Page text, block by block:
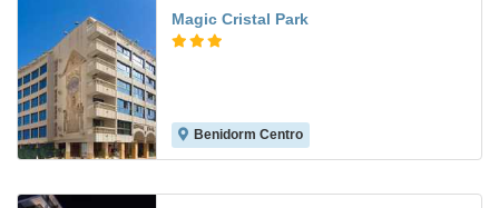
Magic Cristal Park
Benidorm Centro